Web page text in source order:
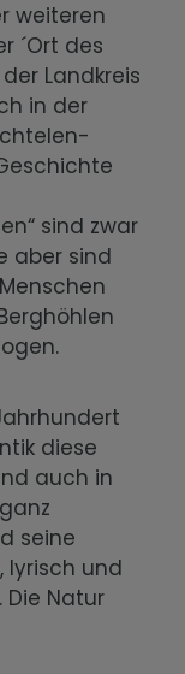
weiteren
´Ort des
Landkreis
in der
sind zwar
aber sind
diese
auch in
seine
lyrisch und
Natur